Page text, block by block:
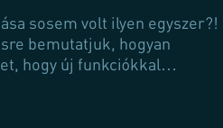
sosem volt ilyen egyszer?!
bemutatjuk, hogyan
hogy új funkciókkal